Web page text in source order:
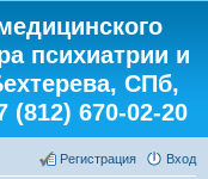
психиатрии и
СПб,
(812) 670-02-20
Вход
Регистрация